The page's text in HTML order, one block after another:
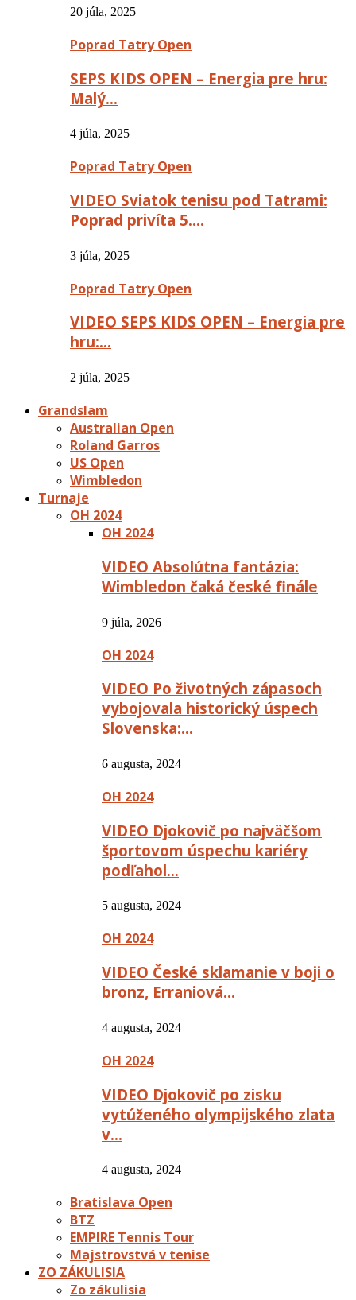
20 júla, 2025
Poprad Tatry Open
SEPS KIDS OPEN – Energia pre hru:
Malý…
4 júla, 2025
Poprad Tatry Open
VIDEO Sviatok tenisu pod Tatrami:
Poprad privíta 5….
3 júla, 2025
Poprad Tatry Open
VIDEO SEPS KIDS OPEN – Energia pre
hru:…
2 júla, 2025
Grandslam
Australian Open
Roland Garros
US Open
Wimbledon
Turnaje
OH 2024
OH 2024
VIDEO Absolútna fantázia:
Wimbledon čaká české finále
9 júla, 2026
OH 2024
VIDEO Po životných zápasoch
vybojovala historický úspech
Slovenska:…
6 augusta, 2024
OH 2024
VIDEO Djokovič po najväčšom
športovom úspechu kariéry
podľahol…
5 augusta, 2024
OH 2024
VIDEO České sklamanie v boji o
bronz, Erraniová…
4 augusta, 2024
OH 2024
VIDEO Djokovič po zisku
vytúženého olympijského zlata
v…
4 augusta, 2024
Bratislava Open
BTZ
EMPIRE Tennis Tour
Majstrovstvá v tenise
ZO ZÁKULISIA
Zo zákulisia